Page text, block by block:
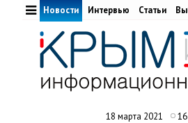
Новости Интервью Статьи
18 марта 2021